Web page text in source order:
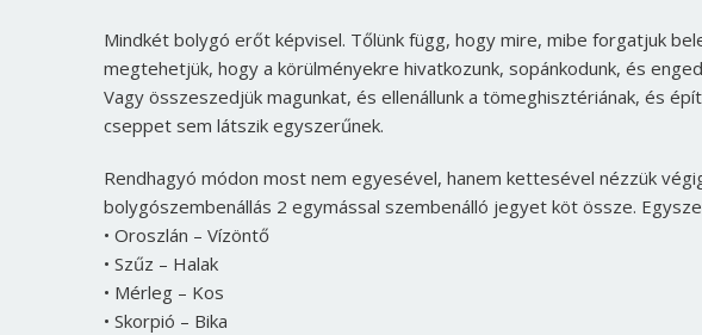
Mindkét bolygó erőt képvisel. Tőlünk függ, hogy mire, mibe forgatjuk
megtehetjük, hogy a körülményekre hivatkozunk, sopánkodunk, és
Vagy összeszedjük magunkat, és ellenállunk a tömeghisztériának, és
cseppet sem látszik egyszerűnek.
Rendhagyó módon most nem egyesével, hanem kettesével nézzük
bolygószembenállás 2 egymással szembenálló jegyet köt össze.
• Oroszlán – Vízöntő
• Szűz – Halak
• Mérleg – Kos
• Skorpió – Bika